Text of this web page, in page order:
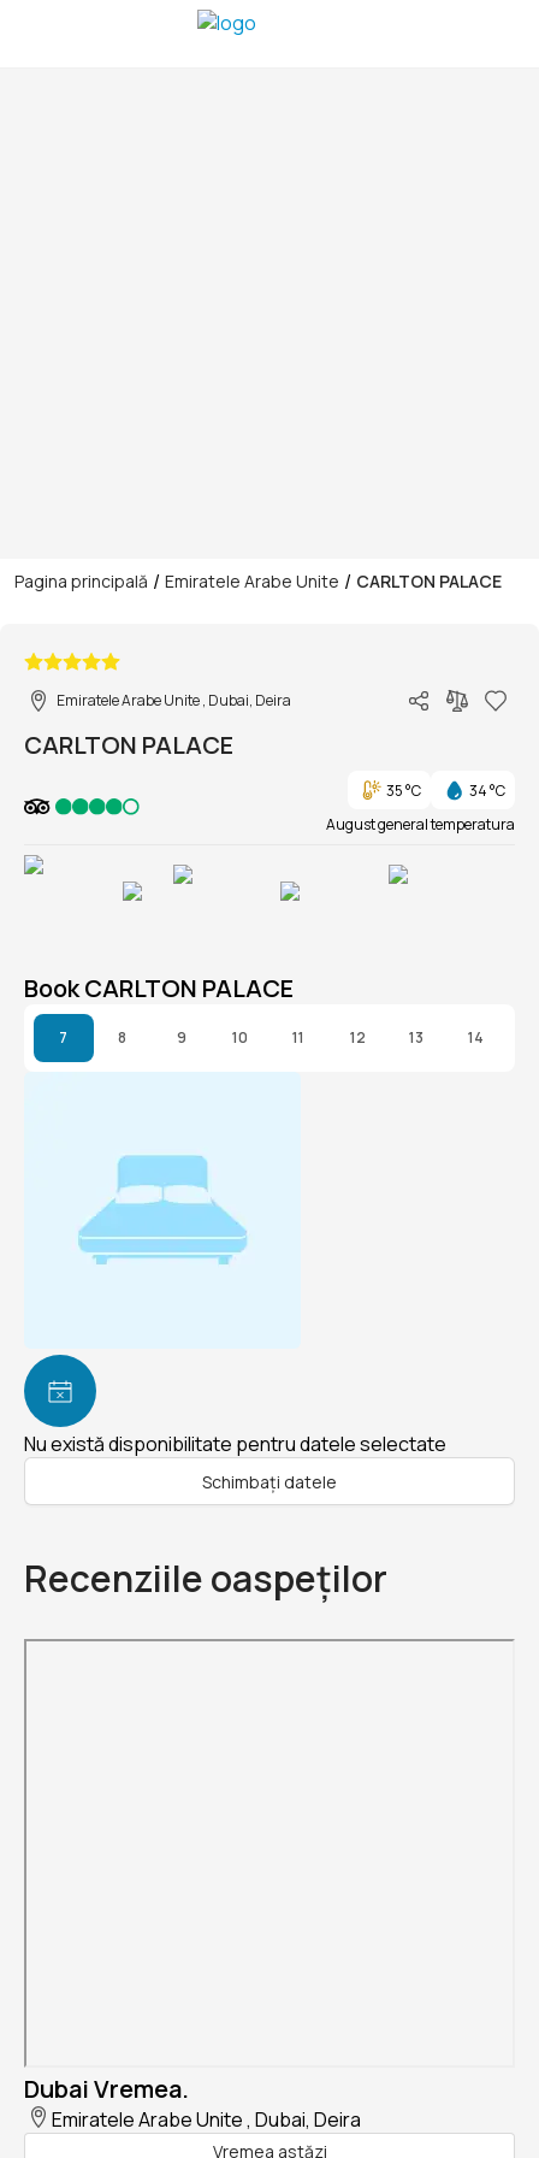
Pagina principală / Emiratele Arabe Unite / CARLTON PALACE
Emiratele Arabe Unite , Dubai, Deira
CARLTON PALACE
35 °C
34 °C
August general temperatura
Book CARLTON PALACE
7 8 9 10 11 12 13 14
Nu există disponibilitate pentru datele selectate
Schimbați datele
Recenziile oaspeților
Dubai Vremea.
Emiratele Arabe Unite , Dubai, Deira
Vremea astăzi